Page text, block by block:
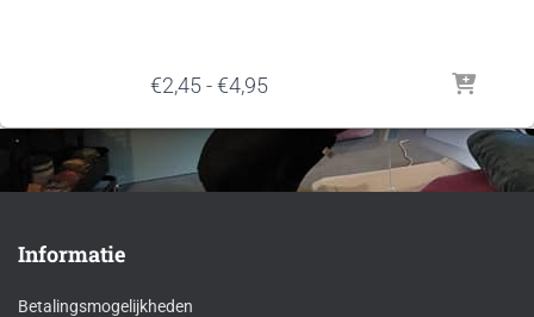
€2,45 - €4,95Prijsklasse:
tot
€4,95
Informatie
Betalingsmogelijkheden